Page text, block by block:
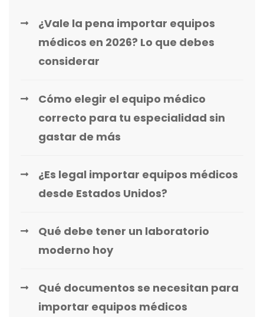
¿Vale la pena importar equipos
médicos en 2026? Lo que debes
considerar
Cómo elegir el equipo médico
correcto para tu especialidad sin
gastar de más
¿Es legal importar equipos médicos
desde Estados Unidos?
Qué debe tener un laboratorio
moderno hoy
Qué documentos se necesitan para
importar equipos médicos